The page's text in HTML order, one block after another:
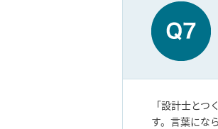
「設計士と
す。言葉にな